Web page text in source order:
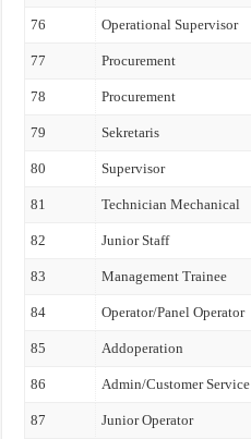
76 Operational Supervisor
77 Procurement
78 Procurement
79 Sekretaris
80 Supervisor
81 Technician Mechanical
82 Junior Staff
83 Management Trainee
84 Operator/Panel Operator
85 Addoperation
86 Admin/Customer Service
87 Junior Operator